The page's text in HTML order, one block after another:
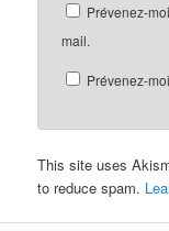
Prévenez-
mail.
Prévenez-
This site uses
to reduce spam.